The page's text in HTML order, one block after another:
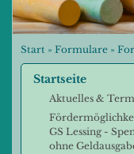
Start» Formulare»
Startseite
Aktuelles &
GS Lessing -
ohne